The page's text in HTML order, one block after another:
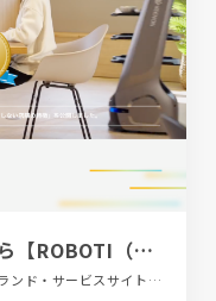
配膳・業務用掃除ロボットなら【ROBOTI（ロボティ）】｜アイグッズ株式会社
シンプル、テクノロジー・サイエンス、ブランド・サービスサイト、ホワイト系、動画が流れる